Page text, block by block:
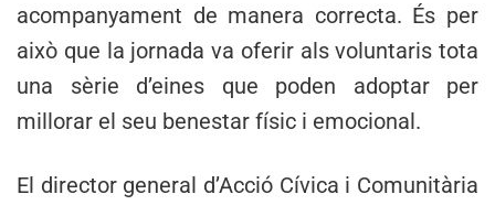
acompanyament de manera correcta. És per
això que la jornada va oferir als voluntaris tota
una sèrie d’eines que poden adoptar per
millorar el seu benestar físic i emocional.
El director general d’Acció Cívica i Comunitària